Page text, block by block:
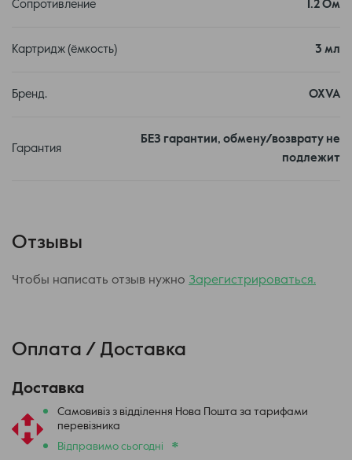
использования, обеспечивают защиту от протечек и
картриджей в Pod-системах.
Сопротивление 1.2 Ом
Картридж (ёмкость) 3 мл
Бренд. OXVA
Гарантия
БЕЗ гарантии, обмену/возврату не
подлежит
Отзывы
Чтобы написать отзыв нужно Зарегистрироваться.
Оплата / Доставка
Доставка
Самовивіз з відділення Нова Пошта за тарифами
перевізника
Відправимо сьогодні
*